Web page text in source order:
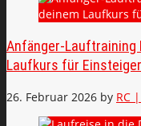
Anfänger-Lauftraining
Laufkurs für Einsteiger
26. Februar 2026 by RC